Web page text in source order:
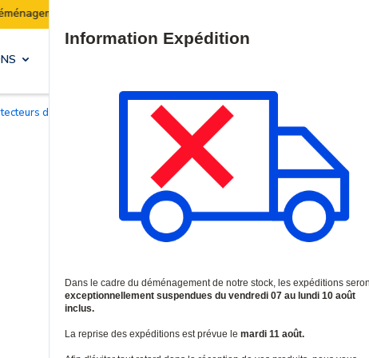
Les expéditions seront suspendues du 07 au 10 août inclus.
de mouvement IRP